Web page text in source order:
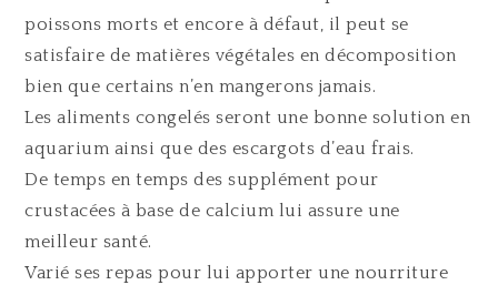
poissons morts et encore à défaut, il peut se
satisfaire de matières végétales en décomposition
bien que certains n’en mangerons jamais.
Les aliments congelés seront une bonne solution en
aquarium ainsi que des escargots d’eau frais.
De temps en temps des supplément pour
crustacées à base de calcium lui assure une
meilleur santé.
Varié ses repas pour lui apporter une nourriture